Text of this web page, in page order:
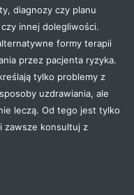
diagnozy czy planu
innej dolegliwości.
formy terapii
przez pacjenta ryzyka.
tylko problemy z
uzdrawiania, ale
leczą. Od tego jest tylko
zawsze konsultuj z